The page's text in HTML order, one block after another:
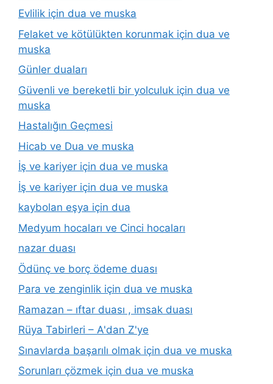
Evlilik için dua ve muska
Felaket ve kötülükten korunmak için dua ve
muska
Günler duaları
Güvenli ve bereketli bir yolculuk için dua ve
muska
Hastalığın Geçmesi
Hicab ve Dua ve muska
İş ve kariyer için dua ve muska
İş ve kariyer için dua ve muska
kaybolan eşya için dua
Medyum hocaları ve Cinci hocaları
nazar duası
Ödünç ve borç ödeme duası
Para ve zenginlik için dua ve muska
Ramazan – ıftar duası , imsak duası
Rüya Tabirleri – A'dan Z'ye
Sınavlarda başarılı olmak için dua ve muska
Sorunları çözmek için dua ve muska